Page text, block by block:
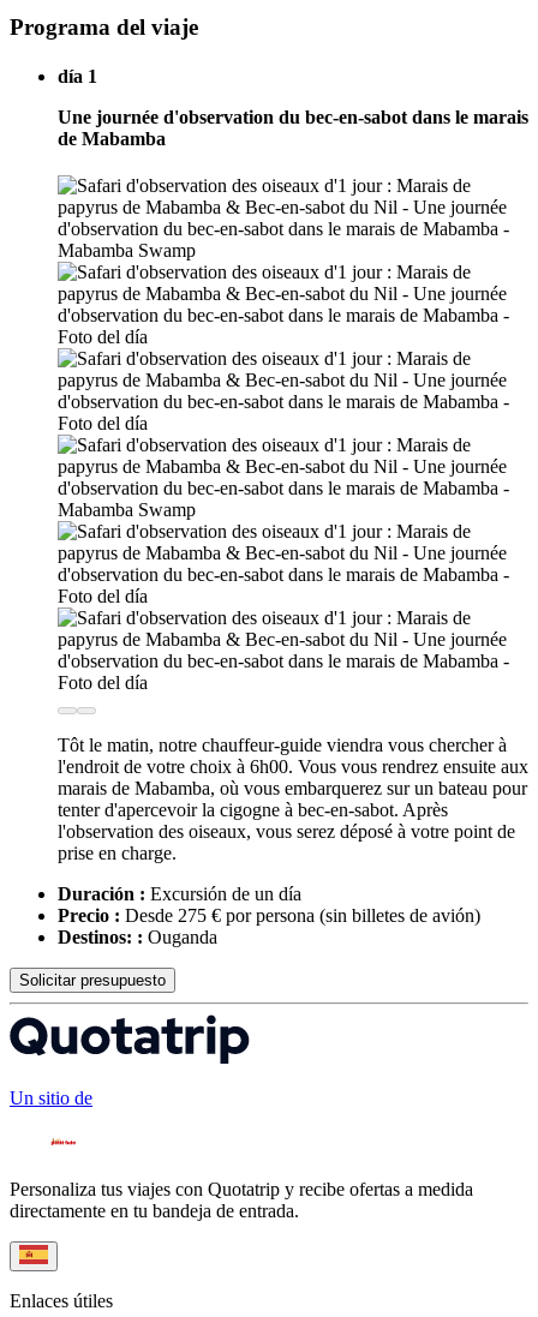
Programa del viaje
día 1
Une journée d'observation du bec-en-sabot dans le marais
de Mabamba
Tôt le matin, notre chauffeur-guide viendra vous chercher à
l'endroit de votre choix à 6h00. Vous vous rendrez ensuite aux
marais de Mabamba, où vous embarquerez sur un bateau pour
tenter d'apercevoir la cigogne à bec-en-sabot. Après
l'observation des oiseaux, vous serez déposé à votre point de
prise en charge.
Duración : Excursión de un día
Precio : Desde 275 € por persona (sin billetes de avión)
Destinos: : Ouganda
Solicitar presupuesto
Un sitio de
Personaliza tus viajes con Quotatrip y recibe ofertas a medida
directamente en tu bandeja de entrada.
Enlaces útiles